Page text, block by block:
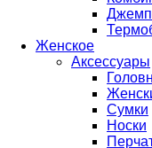
Женское
Аксессуары
Сумки
Носки